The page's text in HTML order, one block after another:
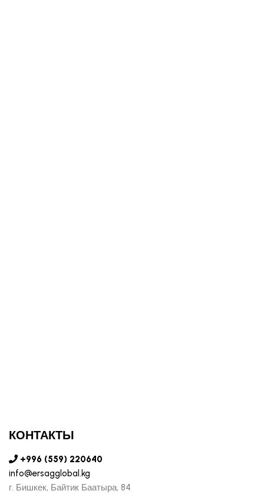
КОНТАКТЫ
+996 (559) 220640
info@ersagglobal.kg
г. ​Бишкек, Байтик Баатыра, 84